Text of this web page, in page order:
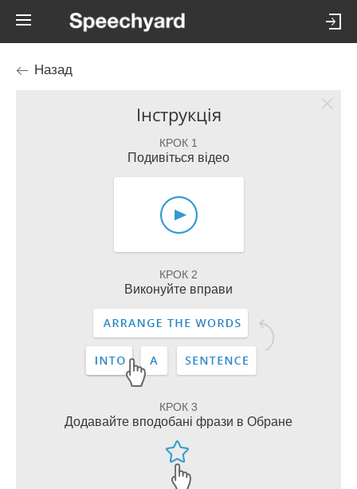
Назад
Інструкція
КРОК 1
Подивіться відео
КРОК 2
Виконуйте вправи
КРОК 3
Додавайте вподобані фрази в Обране